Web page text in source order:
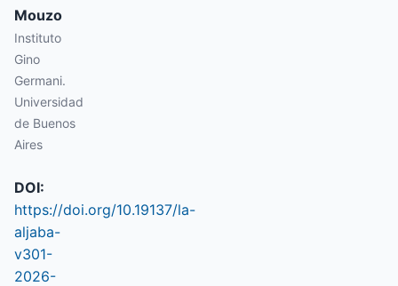
Mouzo
Instituto
Gino
Germani.
Universidad
de Buenos
Aires
DOI:
https://doi.org/10.19137/la-
aljaba-
v301-
2026-